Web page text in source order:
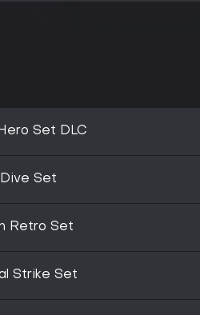
Set DLC
Set
Retro Set
Strike Set